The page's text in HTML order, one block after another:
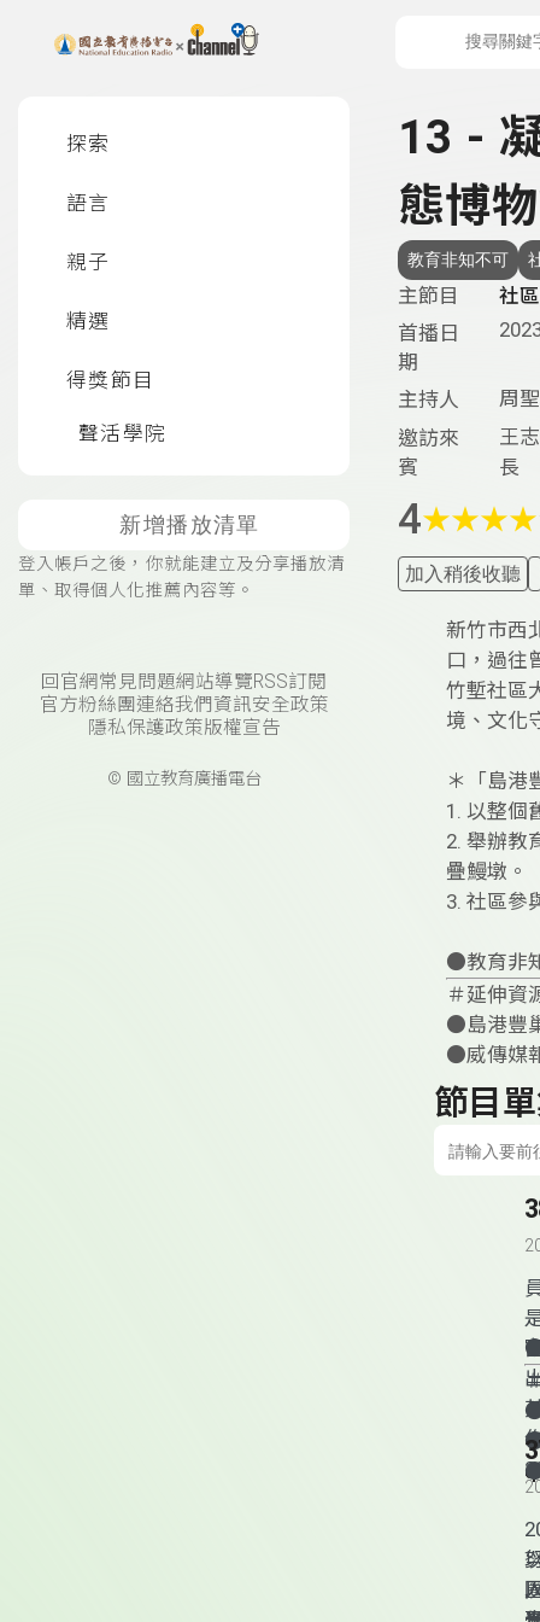
上方功能區塊
探索
語言
親子
精選
得獎節目
聲活學院
新增播放清單
登入帳戶之後，你就能建立及分享播放清
單、取得個人化推薦內容等。
回官網常見問題網站導覽RSS訂閱
官方粉絲團連絡我們 資訊安全政策
隱私保護政策版權宣告
© 國立教育廣播電台
13 -
態博
教育非知不可
主節目
社
首播日
期
主持人
周
邀訪來
賓
王
長
4★★★★
加入稍後收聽
新竹市西
口，過往
竹塹社區
境、文化
＊「島港
1. 以整個
2. 舉辦教
疊鰻墩。
3. 社區參
●教育非
＃延伸資
●島港豐
●威傳媒
節目